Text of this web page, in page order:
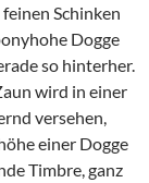
Schinken
Dogge
so hinterher.
wird in einer
versehen,
einer Dogge
Timbre, ganz